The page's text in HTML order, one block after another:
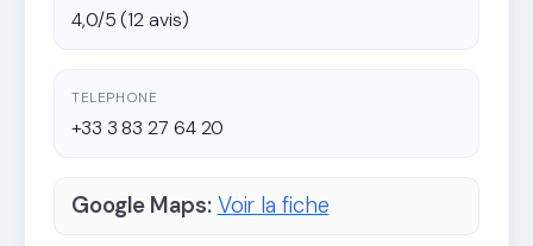
4,0/5 (12 avis)
TELEPHONE
+33 3 83 27 64 20
Google Maps: Voir la fiche